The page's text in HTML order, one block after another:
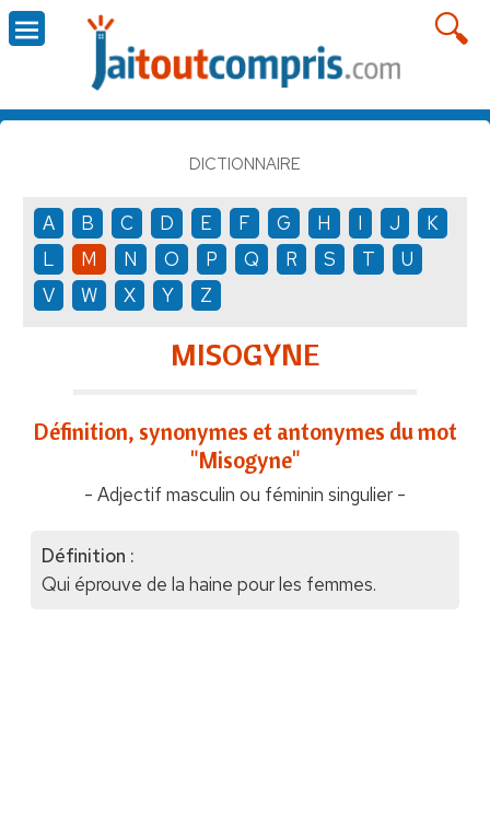
DICTIONNAIRE
A B C D E F G H I J
K
L
M N O P Q R S T
U
V
W X Y Z
MISOGYNE
Définition, synonymes et antonymes du mot
"Misogyne"
- Adjectif masculin ou féminin singulier -
Définition :
Qui éprouve de la haine pour les femmes.